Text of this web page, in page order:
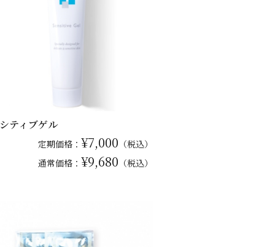
ティブゲル
定期価格： ¥7,000 （税込）
通常価格： ¥9,680 （税込）